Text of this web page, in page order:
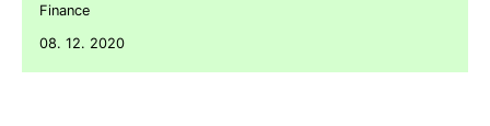
Finance
08. 12. 2020